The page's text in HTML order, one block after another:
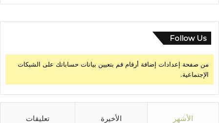
Follow Us
من صفحة إعدادات إضافة أرقام قم بتعيين بيانات حساباتك على الشبكات
الإجتماعية.
الأشهر الأخيرة تعليقات